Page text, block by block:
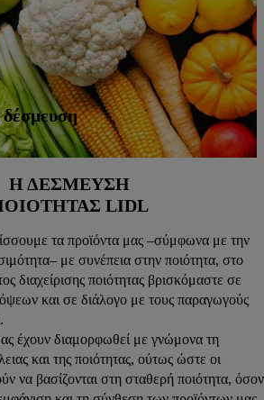
Η ΔΈΣΜΕΥΣΗ
LIDL
τα προϊόντα μας –σύμφωνα με την
με συνέπεια στην ποιότητα, στο
διαχείρισης ποιότητας βρισκόμαστε σε
και σε διάλογο με τους παραγωγούς
έχουν διαμορφωθεί με γνώμονα τη
και της ποιότητας, ούτως ώστε οι
να βασίζονται στη σταθερή ποιότητα, όσον